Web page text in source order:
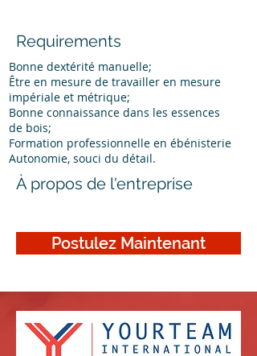
Requirements
Bonne dextérité manuelle;
Être en mesure de travailler en mesure
impériale et métrique;
Bonne connaissance dans les essences
de bois;
Formation professionnelle en ébénisterie
Autonomie, souci du détail.
À propos de l'entreprise
Postulez Maintenant